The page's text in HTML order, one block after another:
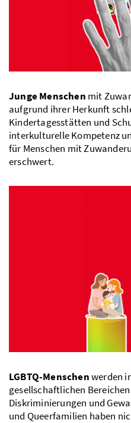
Junge Menschen mit
aufgrund ihrer Herkunft
Kindertagesstätten und
interkulturelle Kompetenz
für Menschen mit
erschwert.
LGBTQ-Menschenwerden
gesellschaftlichen
Diskriminierungen und
und Queerfamilien haben